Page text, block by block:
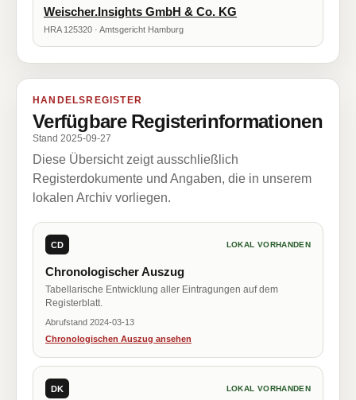
Weischer.Insights GmbH & Co. KG
HRA 125320 · Amtsgericht Hamburg
HANDELSREGISTER
Verfügbare Registerinformationen
Stand 2025-09-27
Diese Übersicht zeigt ausschließlich
Registerdokumente und Angaben, die in unserem
lokalen Archiv vorliegen.
CD LOKAL VORHANDEN
Chronologischer Auszug
Tabellarische Entwicklung aller Eintragungen auf dem
Registerblatt.
Abrufstand 2024-03-13
Chronologischen Auszug ansehen
DK LOKAL VORHANDEN